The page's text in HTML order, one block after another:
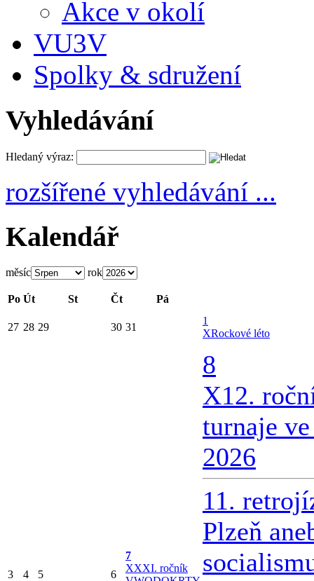
Akce v okolí
VU3V
Spolky & sdružení
Vyhledávání
Hledaný výraz:
rozšířené vyhledávání ...
Kalendář
měsíc rok
Po Út St Čt Pá
27 28 29 30 31
1
XRockové léto
3 4 5 6
7
XXXI. ročník
8
X12.
turnaje
2026
11.
Plzeň